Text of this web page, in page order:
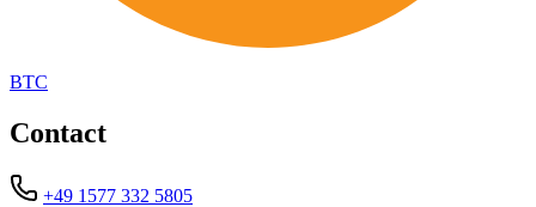
BTC
Contact
+49 1577 332 5805